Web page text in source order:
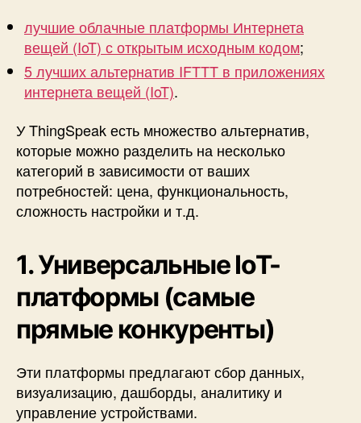
лучшие облачные платформы Интернета
вещей (IoT) с открытым исходным кодом;
5 лучших альтернатив IFTTT в приложениях
интернета вещей (IoT).
У ThingSpeak есть множество альтернатив,
которые можно разделить на несколько
категорий в зависимости от ваших
потребностей: цена, функциональность,
сложность настройки и т.д.
1. Универсальные IoT-
платформы (самые
прямые конкуренты)
Эти платформы предлагают сбор данных,
визуализацию, дашборды, аналитику и
управление устройствами.